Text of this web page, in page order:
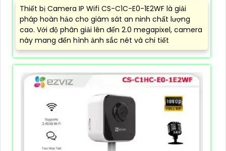
Thiết bị Camera IP Wifi CS-C1C-E0-1E2WF là giải
pháp hoàn hảo cho giám sát an ninh chất lượng
cao. Với độ phân giải lên đến 2.0 megapixel, camera
này mang đến hình ảnh sắc nét và chi tiết